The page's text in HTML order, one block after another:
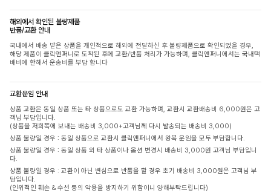
해외에서 확인된 불량제품
반품/교환 안내
국내에서 배송 받은 상품을 개인적으로 해외에 전달하신 후 불량제품으로 확인되었을 경우,
해당 제품이 클릭앤퍼니로 도착된 후에 교환/반품 처리가 가능하며, 클릭앤퍼니에서는 국내택
배비에 한해서 운송비를 부담 합니다
교환운임 안내
상품 교환은 동일 상품 또는 타 상품으로도 교환 가능하며, 교환시 교환배송비 6,000원은 고
객님 부담입니다.
(상품을 저희쪽에 보내는 배송비 3,000+고객님께 다시 발송되는 배송비 3,000)
상품 불량일 경우 : 동일 상품으로 교환시 클릭앤퍼니에서 왕복 운임을 모두 부담합니다.
상품 불량일 경우 : 동일 상품 외 타 상품이나 옵션 변경시 배송비 3,000원 고객님 부담입니
다.
상품 불량일 경우 : 교환이 아닌 변심으로 반품을 할 경우 초기 배송비 3,000원은 고객님 부
담입니다.
(인위적인 훼손 & 수선 등의 악용을 방지하기 위함이니 양해부탁드립니다)